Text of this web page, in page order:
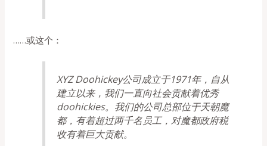
……或这个：
XYZ Doohickey公司成立于1971年，自从
建立以来，我们一直向社会贡献着优秀
doohickies。我们的公司总部位于天朝魔
都，有着超过两千名员工，对魔都政府税
收有着巨大贡献。